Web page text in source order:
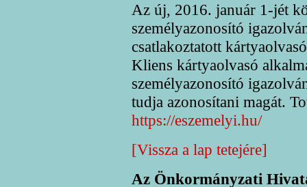
Az új, 2016. január 1-jét
személyazonosító
csatlakoztatott
Kliens kártyaolvasó
személyazonosító
tudja azonosítani magát.
https://eszemelyi.hu/
[Vissza a lap tetejére]
Az Önkormányzati